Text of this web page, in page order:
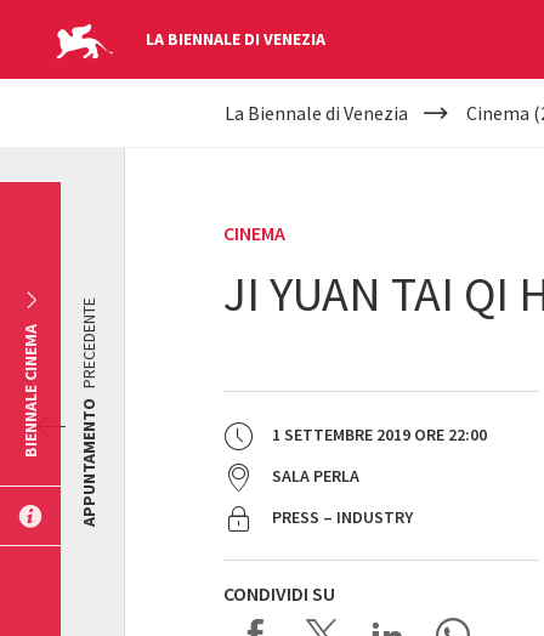
LA BIENNALE DI VENEZIA
YOUR
La Biennale di Venezia Cinema
CINEMA
JI YUAN TAI QI
1 SETTEMBRE 2019 ORE 22:00
SALA PERLA
PRESS – INDUSTRY
CONDIVIDI SU
APPUNTAMENTO
PRECEDENTE
BIENNALE CINEMA